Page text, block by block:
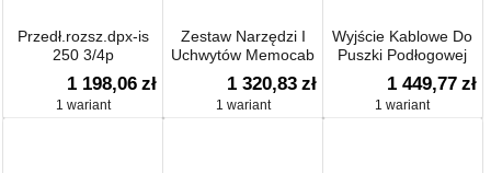
Przedł.rozsz.dpx-is
250 3/4p
1 198,06 zł
1 wariant
Zestaw Narzędzi I
Uchwytów Memocab
1 320,83 zł
1 wariant
Wyjście Kablowe Do
Puszki Podłogowej
Ip52
1 449,77 zł
1 wariant